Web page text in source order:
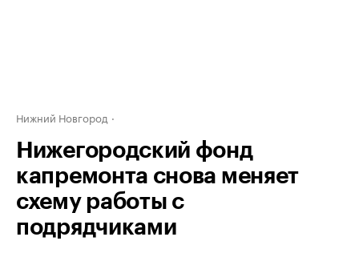
Нижний Новгород
Нижегородский фонд
капремонта снова меняет
схему работы с
подрядчиками